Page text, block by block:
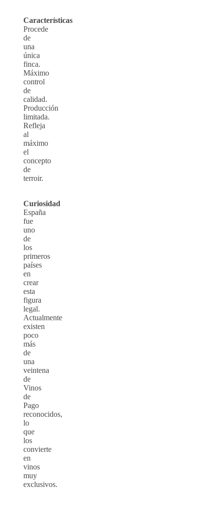
Características
Procede
de
una
única
finca.
Máximo
control
de
calidad.
Producción
limitada.
Refleja
al
máximo
el
concepto
de
terroir.
Curiosidad
España
fue
uno
de
los
primeros
países
en
crear
esta
figura
legal.
Actualmente
existen
poco
más
de
una
veintena
de
Vinos
de
Pago
reconocidos,
lo
que
los
convierte
en
vinos
muy
exclusivos.